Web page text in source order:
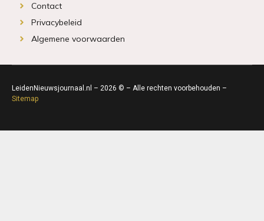
Contact
Privacybeleid
Algemene voorwaarden
LeidenNieuwsjournaal.nl – 2026 © – Alle rechten voorbehouden –
Sitemap